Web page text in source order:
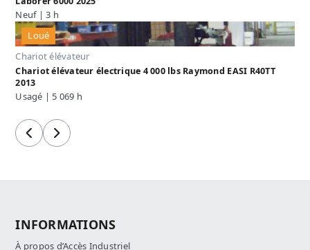
Neuf | 3 h
Loué
Chariot élévateur
Chariot élévateur électrique 4 000 lbs Raymond EASI R40TT
2013
Usagé | 5 069 h
PrécédentSuivant
INFORMATIONS
À propos d’Accès Industriel